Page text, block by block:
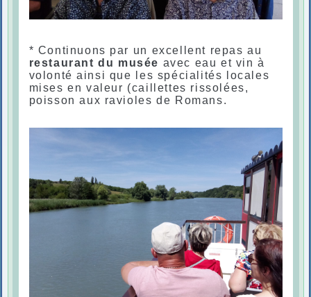
* Continuons par un excellent repas au
restaurant du musée avec eau et vin à
volonté ainsi que les spécialités locales
mises en valeur (caillettes rissolées,
poisson aux ravioles de Romans.